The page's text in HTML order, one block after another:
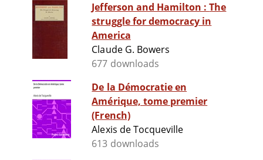
Jefferson and Hamilton : The
struggle for democracy in
America
Claude G. Bowers
677 downloads
De la Démocratie en
Amérique, tome premier
(French)
Alexis de Tocqueville
613 downloads